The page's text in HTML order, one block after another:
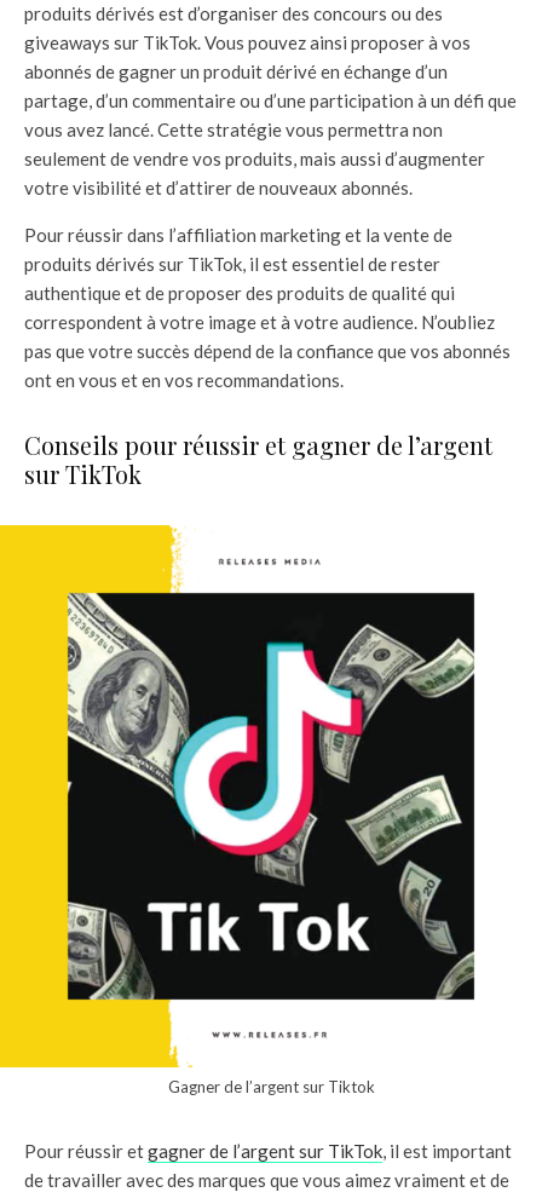
produits dérivés est d’organiser des concours ou des
giveaways sur TikTok. Vous pouvez ainsi proposer à vos
abonnés de gagner un produit dérivé en échange d’un
partage, d’un commentaire ou d’une participation à un défi que
vous avez lancé. Cette stratégie vous permettra non
seulement de vendre vos produits, mais aussi d’augmenter
votre visibilité et d’attirer de nouveaux abonnés.
Pour réussir dans l’affiliation marketing et la vente de
produits dérivés sur TikTok, il est essentiel de rester
authentique et de proposer des produits de qualité qui
correspondent à votre image et à votre audience. N’oubliez
pas que votre succès dépend de la confiance que vos abonnés
ont en vous et en vos recommandations.
Conseils pour réussir et gagner de l’argent
sur TikTok
Gagner de l’argent sur Tiktok
Pour réussir etgagner de l’argent sur TikTok, il est important
de travailler avec des marques que vous aimez vraiment et de